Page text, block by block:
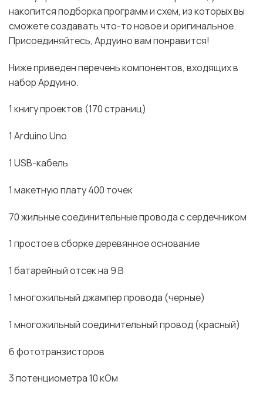
накопится подборка программ и схем, из которых вы
сможете создавать что-то новое и оригинальное.
Присоединяйтесь, Ардуино вам понравится!
Ниже приведен перечень компонентов, входящих в
набор Ардуино.
1 книгу проектов (170 страниц)
1 Arduino Uno
1 USB-кабель
1 макетную плату 400 точек
70 жильные соединительные провода с сердечником
1 простое в сборке деревянное основание
1 батарейный отсек на 9 В
1 многожильный джампер провода (черные)
1 многожильный соединительный провод (красный)
6 фототранзисторов
3 потенциометра 10 кОм